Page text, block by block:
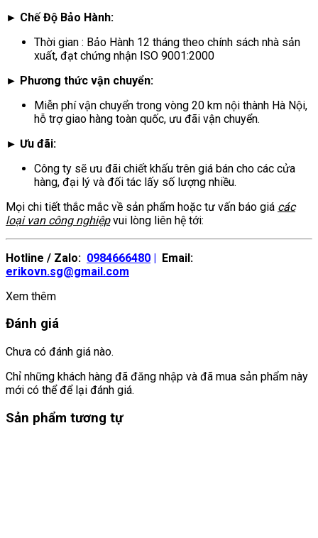
► Chế Độ Bảo Hành:
Thời gian : Bảo Hành 12 tháng theo chính sách nhà sản
xuất, đạt chứng nhận ISO 9001:2000
► Phương thức vận chuyển:
Miễn phí vận chuyển trong vòng 20 km nội thành Hà Nội,
hỗ trợ giao hàng toàn quốc, ưu đãi vận chuyển.
► Ưu đãi:
Công ty sẽ ưu đãi chiết khấu trên giá bán cho các cửa
hàng, đại lý và đối tác lấy số lượng nhiều.
Mọi chi tiết thắc mắc về sản phẩm hoặc tư vấn báo giá các
loại van công nghiệpvui lòng liên hệ tới:
Hotline / Zalo: 0984666480 | Email:
erikovn.sg@gmail.com
Xem thêm
Đánh giá
Chưa có đánh giá nào.
Chỉ những khách hàng đã đăng nhập và đã mua sản phẩm này
mới có thể để lại đánh giá.
Sản phẩm tương tự